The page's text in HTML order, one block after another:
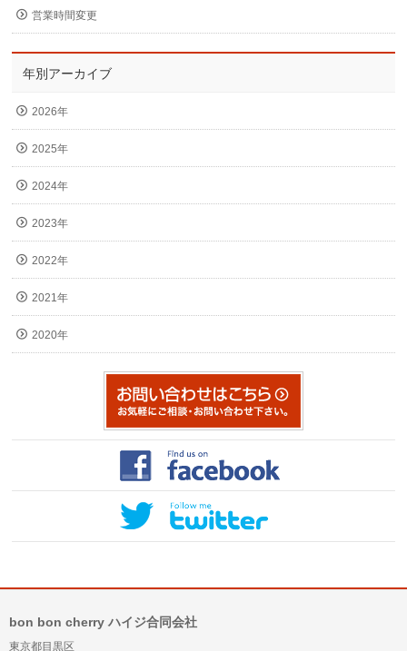
営業時間変更
年別アーカイブ
2026年
2025年
2024年
2023年
2022年
2021年
2020年
bon bon cherry ハイジ合同会社
東京都目黒区